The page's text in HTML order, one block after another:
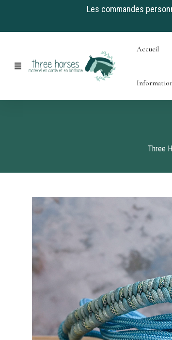
Les commandes
content
Accueil
Three